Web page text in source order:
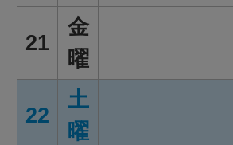
21
金
曜
22
土
曜